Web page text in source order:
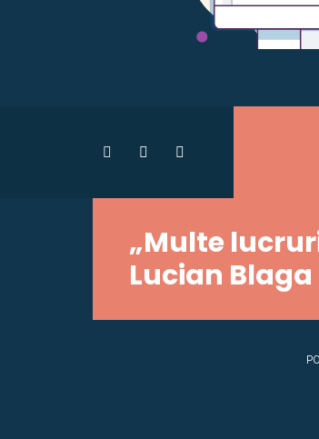
„Multe
Lucian Blaga